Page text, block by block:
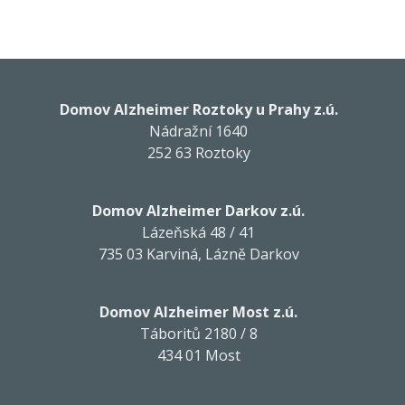
Domov Alzheimer Roztoky u Prahy z.ú.
Nádražní 1640
252 63 Roztoky
Domov Alzheimer Darkov z.ú.
Lázeňská 48 / 41
735 03 Karviná, Lázně Darkov
Domov Alzheimer Most z.ú.
Táboritů 2180 / 8
434 01 Most